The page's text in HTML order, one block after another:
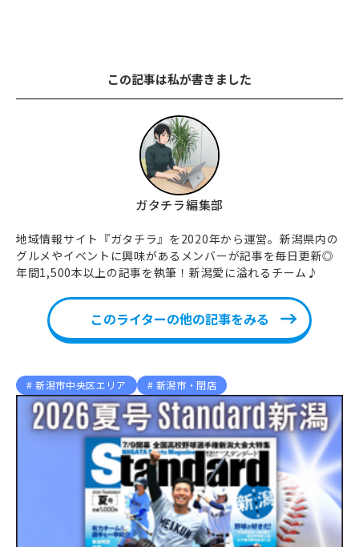
この記事は私が書きました
ガタチラ編集部
地域情報サイト『ガタチラ』を2020年から運営。新潟県内の
グルメやイベントに興味があるメンバーが記事を毎日更新◎
年間1,500本以上の記事を執筆！新潟愛に溢れるチーム♪
このライターの他の記事をみる
新潟市中央区エリア 新潟市・閉店